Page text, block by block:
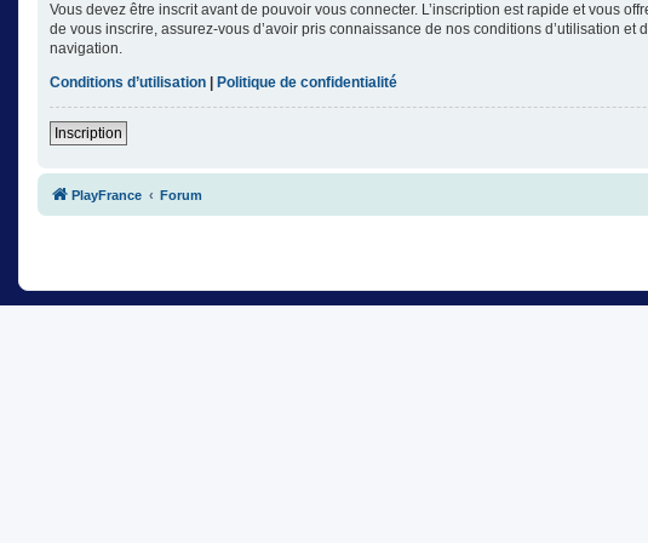
Vous devez être inscrit avant de pouvoir vous connecter. L’inscription est rapide et vous
de vous inscrire, assurez-vous d’avoir pris connaissance de nos conditions d’utilisation
navigation.
Conditions d’utilisation | Politique de confidentialité
Inscription
PlayFrance Forum